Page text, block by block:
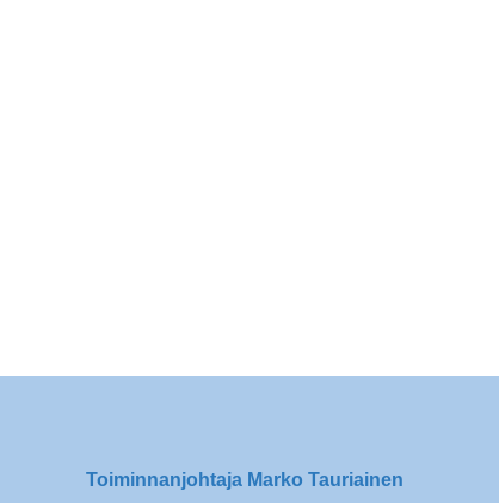
Toiminnanjohtaja Marko Tauriainen